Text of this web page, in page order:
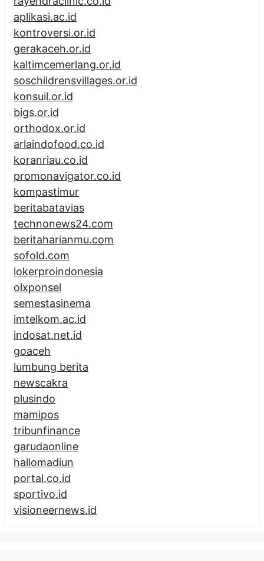
aplikasi.ac.id
kontroversi.or.id
gerakaceh.or.id
kaltimcemerlang.or.id
soschildrensvillages.or.id
konsuil.or.id
bigs.or.id
orthodox.or.id
arlaindofood.co.id
koranriau.co.id
promonavigator.co.id
kompastimur
beritabatavias
technonews24.com
beritaharianmu.com
sofold.com
lokerproindonesia
olxponsel
semestasinema
imtelkom.ac.id
indosat.net.id
goaceh
lumbung berita
newscakra
plusindo
mamipos
tribunfinance
garudaonline
hallomadiun
portal.co.id
sportivo.id
visioneernews.id